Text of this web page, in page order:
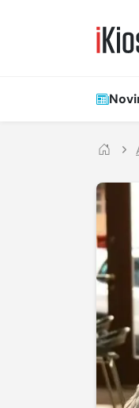
Hlavní